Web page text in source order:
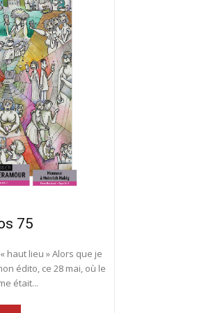
75
haut lieu » Alors que je
édito, ce 28 mai, où le
était...